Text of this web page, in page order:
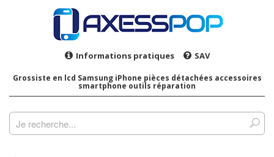
Informations pratiques SAV
Grossiste en lcd Samsung iPhone pièces détachées accessoires
smartphone outils réparation